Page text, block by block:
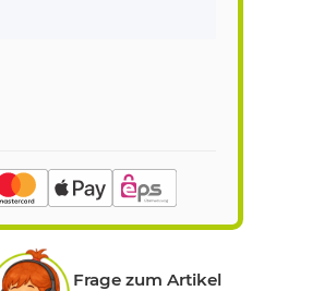
Frage zum Artikel